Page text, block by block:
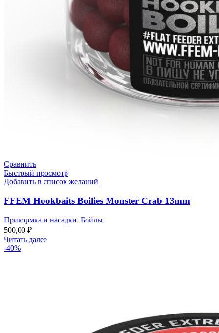
Сравнить
Быстрый просмотр
Добавить в список желаний
FFEM Hookbaits Boilies Monster Crab 13mm
Прикормка и насадки, Бойлы
500,00 ₽
Читать далее
-40%